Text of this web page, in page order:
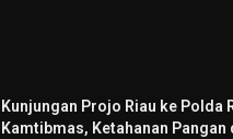
Kunjungan Projo Riau ke Polda
Kamtibmas, Ketahanan Pangan